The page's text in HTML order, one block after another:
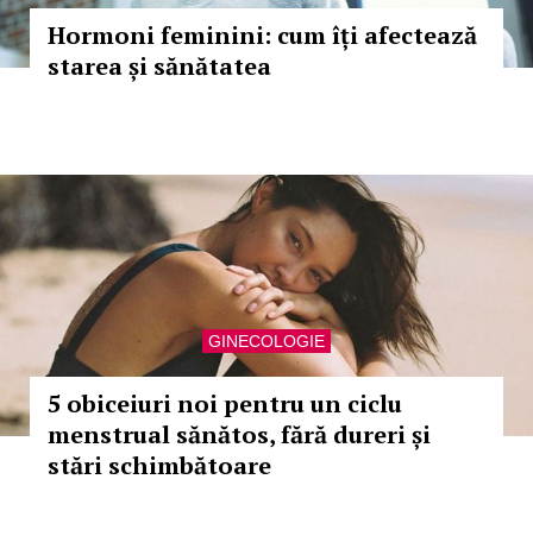
Hormoni feminini: cum îți afectează
starea și sănătatea
GINECOLOGIE
5 obiceiuri noi pentru un ciclu
menstrual sănătos, fără dureri și
stări schimbătoare